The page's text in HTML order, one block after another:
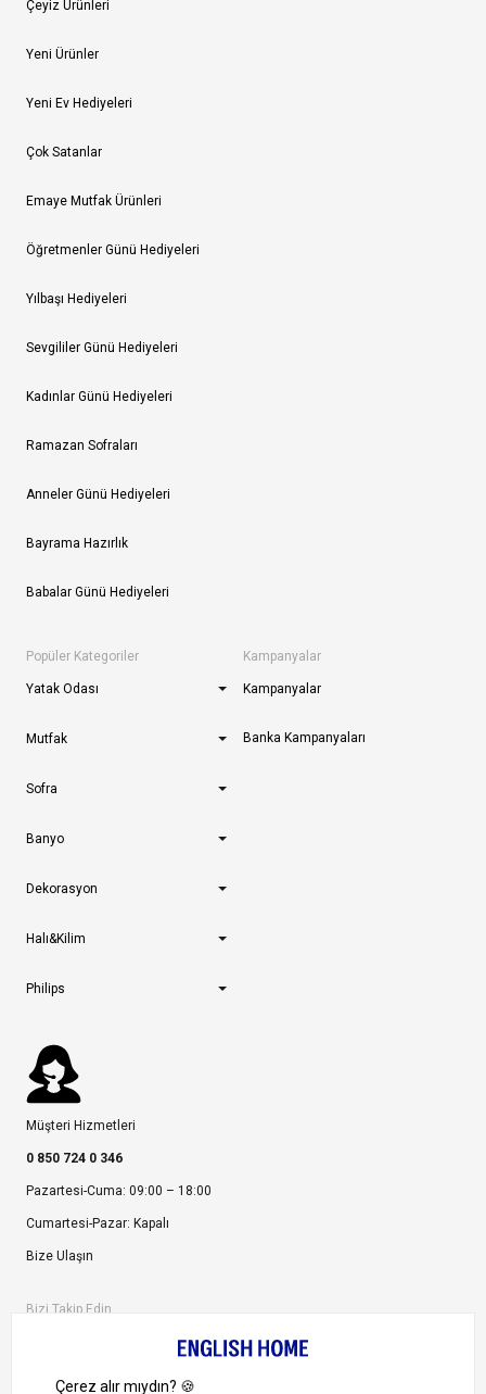
Çeyiz Ürünleri
Yeni Ürünler
Yeni Ev Hediyeleri
Çok Satanlar
Emaye Mutfak Ürünleri
Öğretmenler Günü Hediyeleri
Yılbaşı Hediyeleri
Sevgililer Günü Hediyeleri
Kadınlar Günü Hediyeleri
Ramazan Sofraları
Anneler Günü Hediyeleri
Bayrama Hazırlık
Babalar Günü Hediyeleri
Popüler Kategoriler
Yatak Odası
Mutfak
Sofra
Banyo
Dekorasyon
Halı&Kilim
Philips
Kampanyalar
Kampanyalar
Banka Kampanyaları
Müşteri Hizmetleri
0 850 724 0 346
Pazartesi-Cuma: 09:00 – 18:00
Cumartesi-Pazar: Kapalı
Bize Ulaşın
Bizi Takip Edin